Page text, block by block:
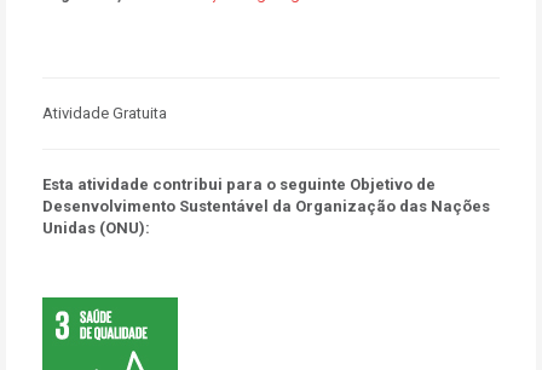
Atividade Gratuita
Esta atividade contribui para o seguinte Objetivo de
Desenvolvimento Sustentável da Organização das Nações
Unidas (ONU):